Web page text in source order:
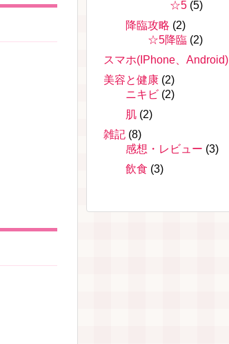
☆5 (5)
降臨攻略 (2)
☆5降臨 (2)
スマホ(IPhone、Android)
美容と健康 (2)
ニキビ (2)
肌 (2)
雑記 (8)
感想・レビュー (3)
飲食 (3)